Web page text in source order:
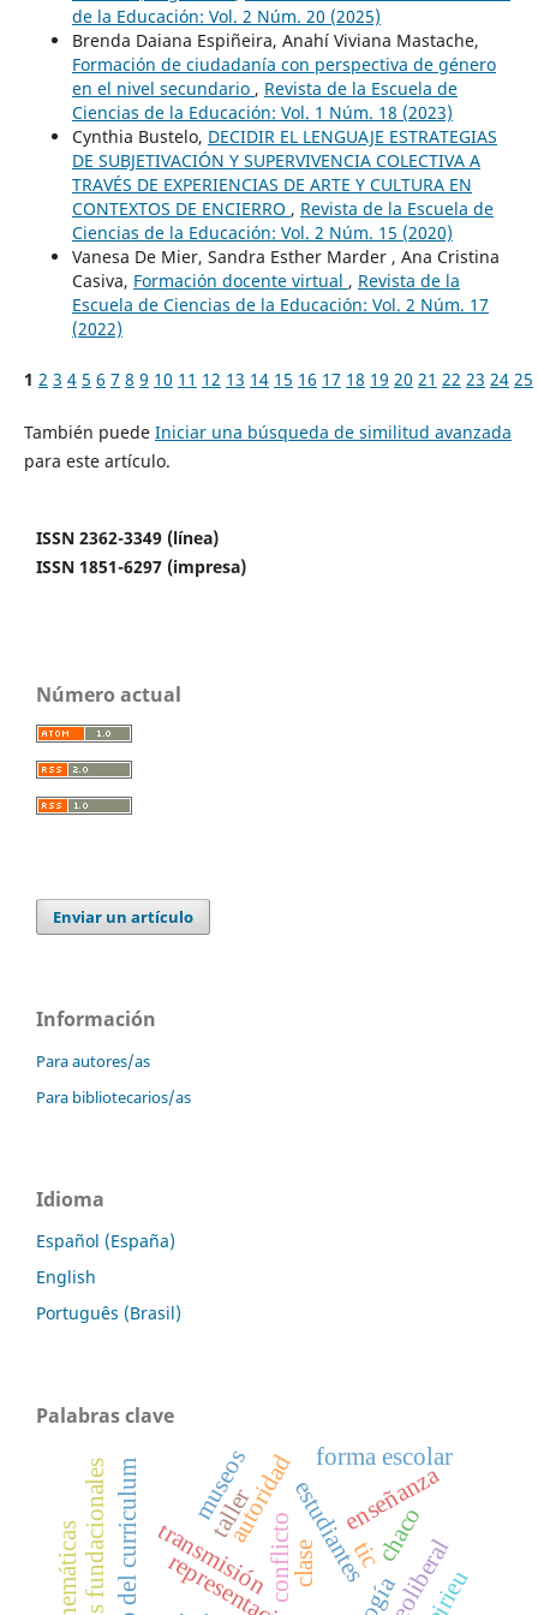
de la Educación: Vol. 2 Núm. 20 (2025)
Brenda Daiana Espiñeira, Anahí Viviana Mastache,
Formación de ciudadanía con perspectiva de género
en el nivel secundario , Revista de la Escuela de
Ciencias de la Educación: Vol. 1 Núm. 18 (2023)
Cynthia Bustelo, DECIDIR EL LENGUAJE ESTRATEGIAS
DE SUBJETIVACIÓN Y SUPERVIVENCIA COLECTIVA A
TRAVÉS DE EXPERIENCIAS DE ARTE Y CULTURA EN
CONTEXTOS DE ENCIERRO , Revista de la Escuela de
Ciencias de la Educación: Vol. 2 Núm. 15 (2020)
Vanesa De Mier, Sandra Esther Marder , Ana Cristina
Casiva, Formación docente virtual , Revista de la
Escuela de Ciencias de la Educación: Vol. 2 Núm. 17
(2022)
1 2 3 4 5 6 7 8 9 10 11 12 13 14 15 16 17 18 19 20 21 22 23 24 25
También puede Iniciar una búsqueda de similitud avanzada
para este artículo.
ISSN 2362-3349 (línea)
ISSN 1851-6297 (impresa)
Número actual
Enviar un artículo
Información
Para autores/as
Para bibliotecarios/as
Idioma
Español (España)
English
Português (Brasil)
Palabras clave
estudiantesenseñanza
conflicto
campo del curriculum transmisión
autoridad
taller
museos
tic
clase
forma escolar
chaco